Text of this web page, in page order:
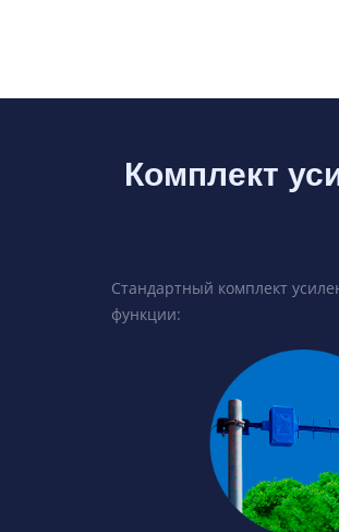
Комплект
Стандартный комплект
функции: